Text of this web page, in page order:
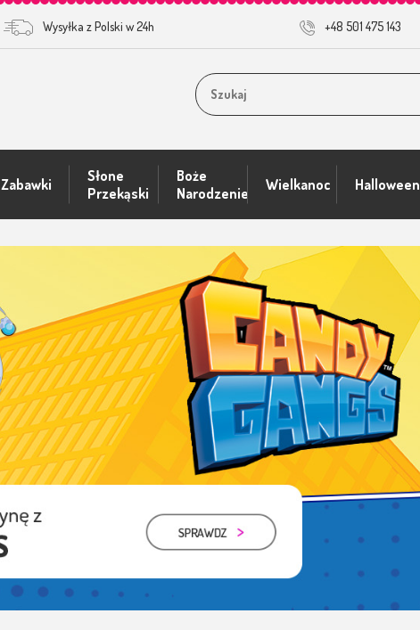
Wysyłka z Polski w 24h +48 501 475 143
Zabawki
Słone
Przekąski
Boże
Narodzenie
Wielkanoc Halloween